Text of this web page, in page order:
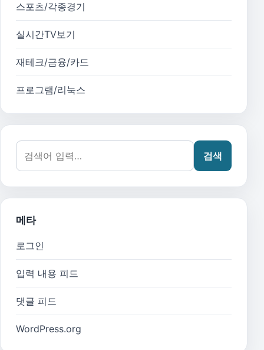
스포츠/각종경기
실시간TV보기
재테크/금융/카드
프로그램/리눅스
검색어:
검색
메타
로그인
입력 내용 피드
댓글 피드
WordPress.org